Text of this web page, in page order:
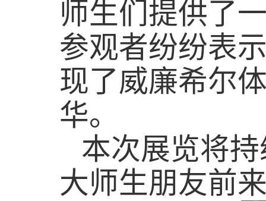
师生们提供了
参观者纷纷表
现了威廉希尔
华。
本次展览将
大师生朋友前